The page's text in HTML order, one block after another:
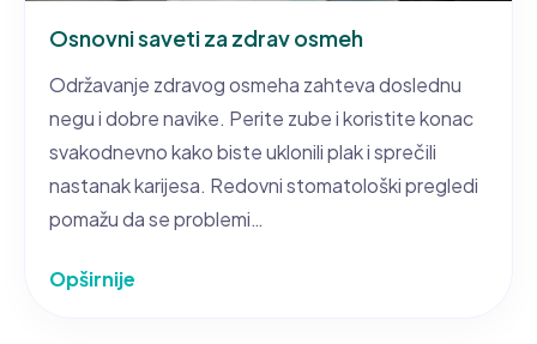
Osnovni saveti za zdrav osmeh
Održavanje zdravog osmeha zahteva doslednu
negu i dobre navike. Perite zube i koristite konac
svakodnevno kako biste uklonili plak i sprečili
nastanak karijesa. Redovni stomatološki pregledi
pomažu da se problemi…
Opširnije